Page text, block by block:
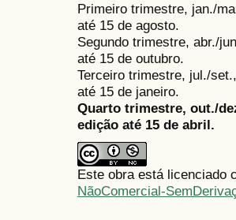
Primeiro trimestre, jan./
até 15 de agosto.
Segundo trimestre, abr./
até 15 de outubro.
Terceiro trimestre, jul./
até 15 de janeiro.
Quarto trimestre, out./
edição até 15 de abril.
Este obra está licenciado
NãoComercial-